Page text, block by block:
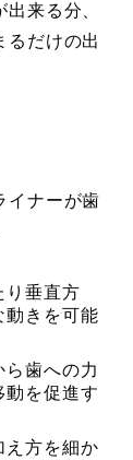
来る分、
るだけの出
イナーが歯
り垂直方
動きを可能
歯への力
を促進す
え方を細か